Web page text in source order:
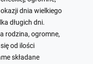
dnia wielkiego
długich dni.
rodzina, ogromne,
od ilości
składane